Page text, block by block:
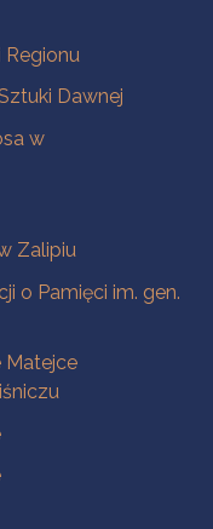
Regionu
Dawnej
w
Zalipiu
o Pamięci im. gen.
Matejce